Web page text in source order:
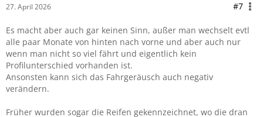
27. April 2026 #7
Es macht aber auch gar keinen Sinn, außer man wechselt evtl
alle paar Monate von hinten nach vorne und aber auch nur
wenn man nicht so viel fährt und eigentlich kein
Profilunterschied vorhanden ist.
Ansonsten kann sich das Fahrgeräusch auch negativ
verändern.
Früher wurden sogar die Reifen gekennzeichnet, wo die dran